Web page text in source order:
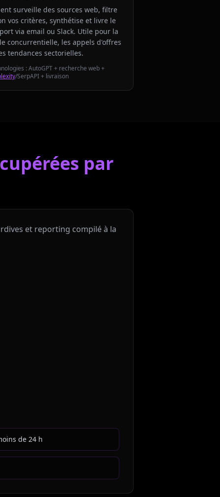
surveille des sources web, filtre
vos critères, synthétise et livre le
via email ou Slack. Utile pour la
concurrentielle, les appels d'offres
tendances sectorielles.
: AutoGPT + recherche web +
/SerpAPI + livraison
par
et reporting compilé à la
de 24 h